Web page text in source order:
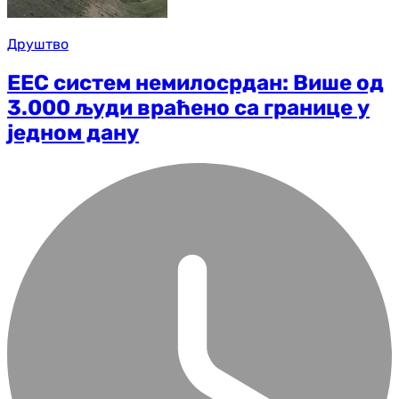
Друштво
ЕЕС систем немилосрдан: Више од
3.000 људи враћено са границе у
једном дану